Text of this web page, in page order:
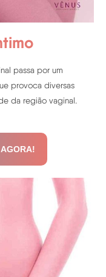
passa por um
provoca diversas
da região vaginal.